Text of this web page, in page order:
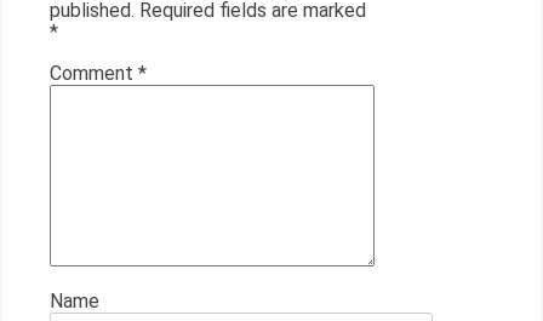
published. Required fields are marked
*
Comment *
Name